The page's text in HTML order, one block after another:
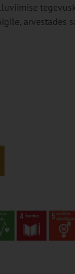
arvestades